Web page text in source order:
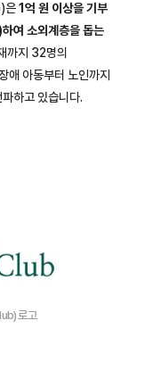
은1억 원 이상을 기부
여 소외계층을 돕는
까지 32명의
애 아동부터 노인까지
하고 있습니다.
로고